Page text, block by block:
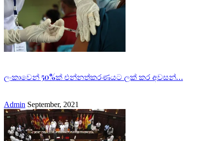
ලංකාවෙන් 50%ක් එන්නත්කරණයට ලක් කර අවසන්…
Admin September, 2021